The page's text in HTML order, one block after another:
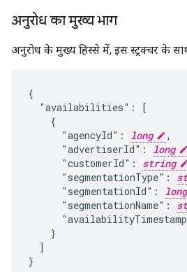
अनुरोध का मुख्य भाग
अनुरोध के मुख्य हिस्से में, इस स्ट्रक्चर के
{
  "availabilities": [
    {
      "agencyId":
long
,
      "advertiserId":
long
      "customerId":
string
      "segmentationType":
      "segmentationId":
long
      "segmentationName":
    }
  ]
}